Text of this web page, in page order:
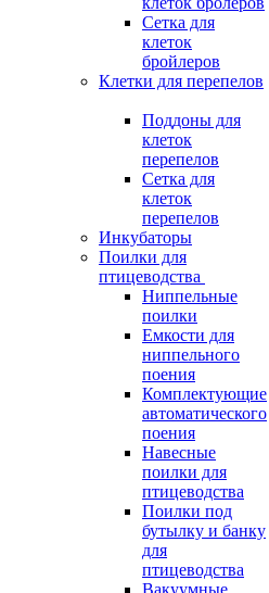
Сетка для
клеток
бройлеров
Клетки для перепелов
Поддоны для
клеток
перепелов
Сетка для
клеток
перепелов
Инкубаторы
Поилки для
птицеводства
Ниппельные
поилки
Емкости для
ниппельного
поения
Комплектующие
автоматического
поения
Навесные
поилки для
птицеводства
Поилки под
бутылку и банку
для
птицеводства
Вакуумные